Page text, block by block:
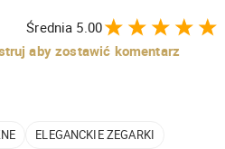
Średnia 5.00
aby zostawić komentarz
ELEGANCKIE ZEGARKI